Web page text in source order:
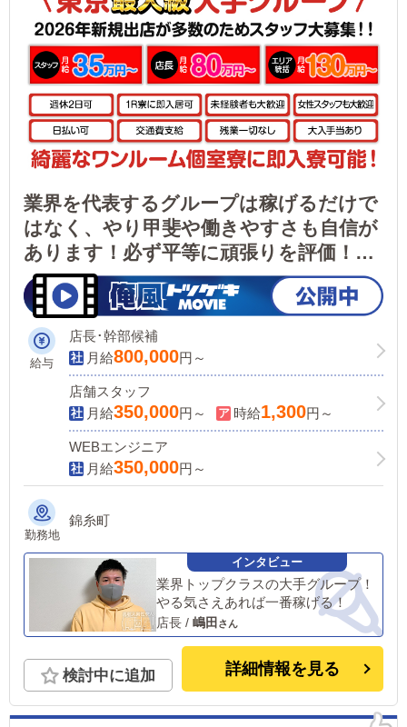
業界を代表するグループは稼げるだけで
はなく、やり甲斐や働きやすさも自信が
あります！必ず平等に頑張りを評価！年
功序列など一切なし！
給与
店長･幹部候補
月給800,000円～
店舗スタッフ
月給350,000円～ 時給1,300円～
WEBエンジニア
月給350,000円～
勤務地
錦糸町
業界トップクラスの大手グループ！
やる気さえあれば一番稼げる！
店長 / 嶋田
検討中に追加 詳細情報を見る